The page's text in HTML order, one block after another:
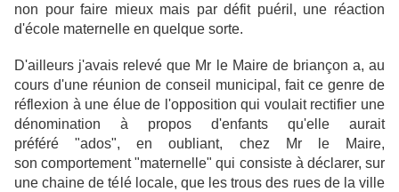
non pour faire mieux mais par défit puéril, une réaction
d'école maternelle en quelque sorte.
D'ailleurs j'avais relevé que Mr le Maire de briançon a, au
cours d'une réunion de conseil municipal, fait ce genre de
réflexion à une élue de l'opposition qui voulait rectifier une
dénomination à propos d'enfants qu'elle aurait
préféré "ados", en oubliant, chez Mr le Maire,
son comportement "maternelle" qui consiste à déclarer, sur
une chaine de télé locale, que les trous des rues de la ville